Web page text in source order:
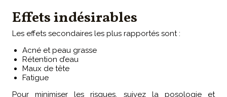
Effets indésirables
Les effets secondaires les plus rapportés sont :
Acné et peau grasse
Rétention d’eau
Maux de tête
Fatigue
Pour minimiser les risques, suivez la posologie et